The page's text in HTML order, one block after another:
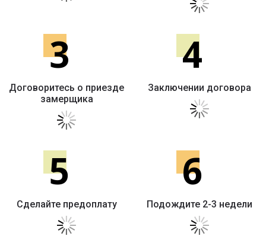
3
Договоритесь о приезде
замерщика
4
Заключении договора
5
Сделайте предоплату
6
Подождите 2-3 недели